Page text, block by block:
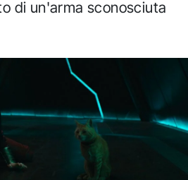
di un'arma sconosciuta